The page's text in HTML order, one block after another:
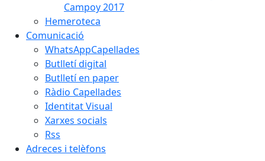
Campoy 2017
Hemeroteca
Comunicació
WhatsAppCapellades
Butlletí digital
Butlletí en paper
Ràdio Capellades
Identitat Visual
Xarxes socials
Rss
Adreces i telèfons